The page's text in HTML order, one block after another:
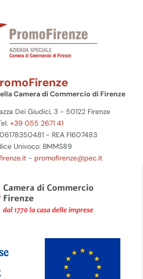
Camera di Commercio di Firenze
Dei Giudici, 3 - 50122 Firenze
+39 055 2671 41
06178350481 - REA FI607483
Univoco: BMMS89
- promofirenze@pec.it